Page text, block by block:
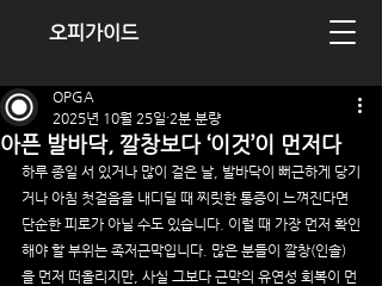
오피가이드
아픈 발바닥, 깔창보다 ‘이것’이 먼저다
OPGA
2025년 10월 25일 2분 분량
하루 종일 서 있거나 많이 걸은 날, 발바닥이 뻐근하게 당기
거나 아침 첫걸음을 내디딜 때 찌릿한 통증이 느껴진다면
단순한 피로가 아닐 수도 있습니다. 이럴 때 가장 먼저 확인
해야 할 부위는 족저근막입니다. 많은 분들이 깔창(인솔)
을 먼저 떠올리지만, 사실 그보다 근막의 유연성 회복이 먼